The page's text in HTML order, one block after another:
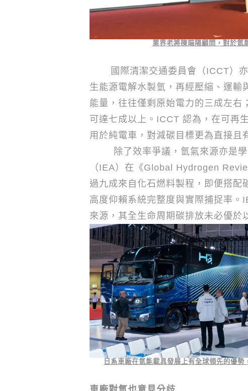
業界老將陳端陽顧問，對於氫
國際清潔交通委員會（ICCT）
生能源電解水製氫，再經壓縮、運輸
能量，往往僅剩原始電力的三成左右
可達七成以上。 ICCT 認為，在可再
用於純電車，對減碳目標更為直接且
除了效率爭議，氫氣來源亦是學
（IEA）在《Global Hydrogen
過九成來自化石燃料製程，即便搭配
高度仰賴系統完整度與實際捕捉率。
來源，其全生命周期碳排放未必優於
日系車廠在氫能載具發展上有全球領先的優勢